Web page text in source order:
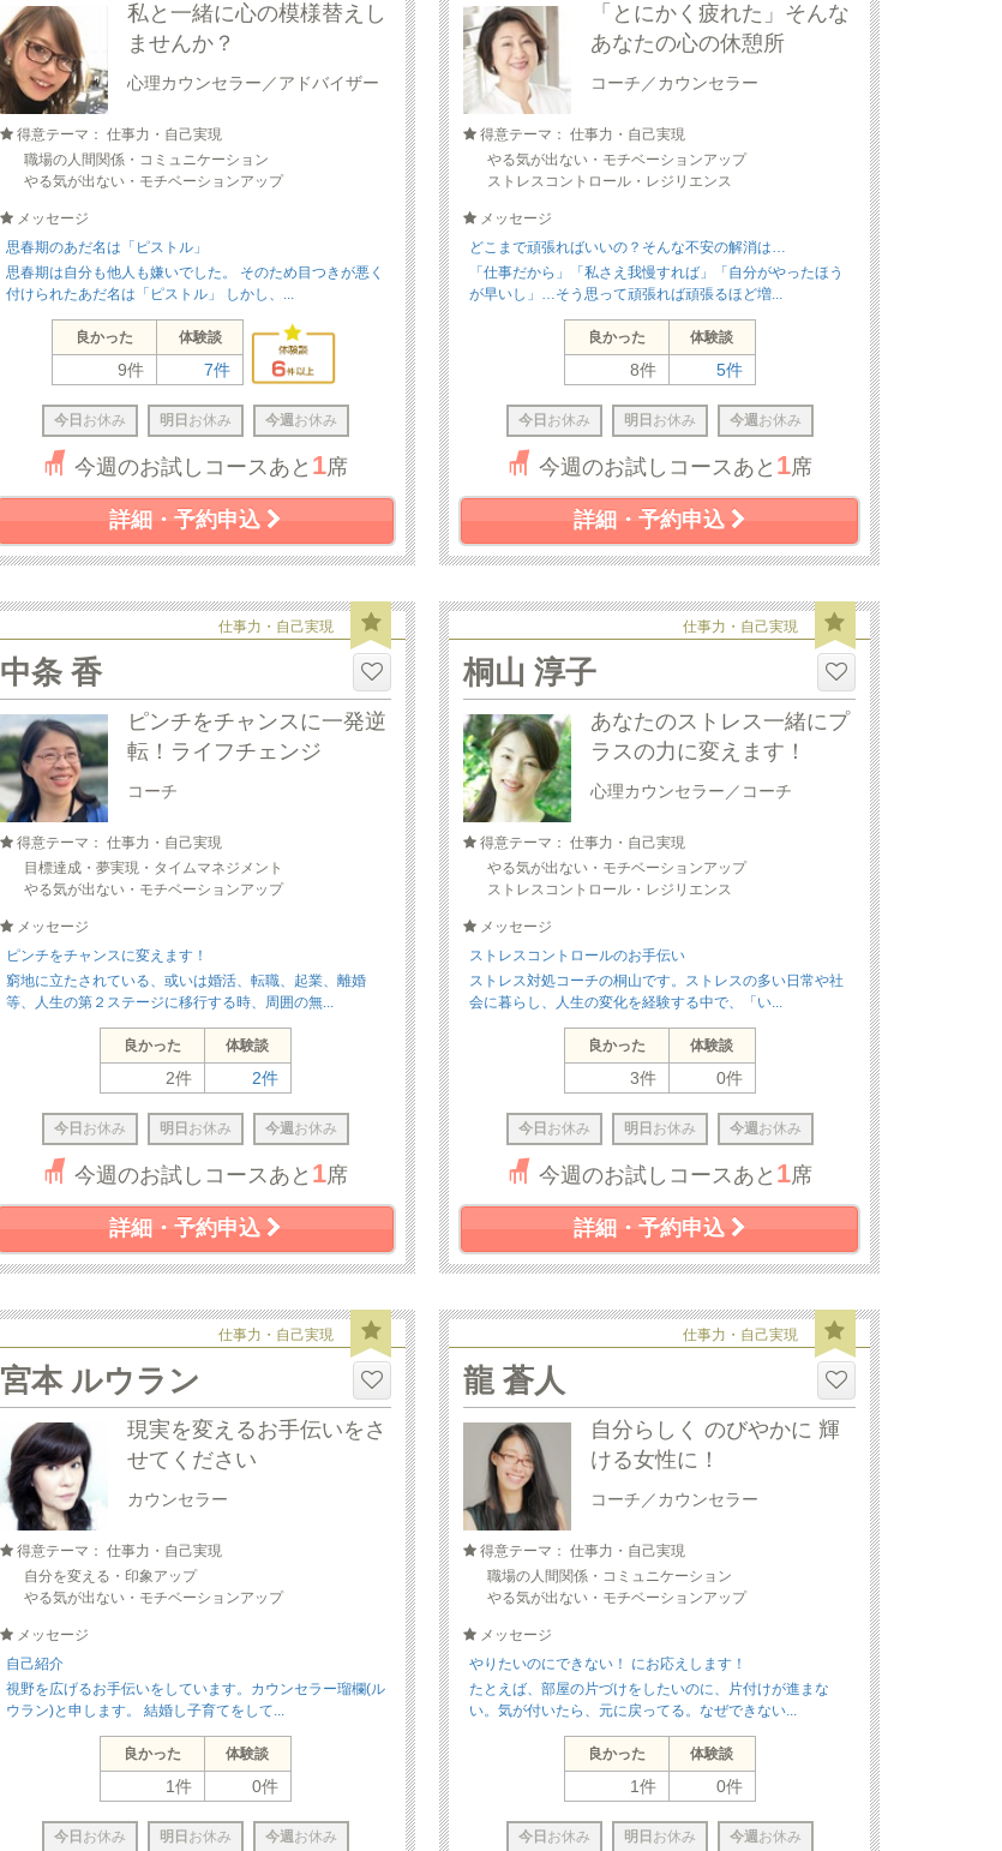
私と一緒に心の模様替えし
ませんか？
心理カウンセラー／アドバイザー
得意テーマ： 仕事力・自己実現
職場の人間関係・コミュニケーション
やる気が出ない・モチベーションアップ
メッセージ
思春期のあだ名は「ピストル」
思春期は自分も他人も嫌いでした。 そのため目つきが悪く
付けられたあだ名は「ピストル」 しかし、...
良かった 体験談
9件 7件
今日 お休み 明日 お休み 今週 お休み
今週のお試しコースあと 1席
詳細・予約申込
「とにかく疲れた」そんな
あなたの心の休憩所
コーチ／カウンセラー
得意テーマ： 仕事力・自己実現
やる気が出ない・モチベーションアップ
ストレスコントロール・レジリエンス
メッセージ
どこまで頑張ればいいの？そんな不安の解消は…
「仕事だから」「私さえ我慢すれば」「自分がやったほう
が早いし」…そう思って頑張れば頑張るほど増...
良かった 体験談
8件 5件
今日 お休み 明日 お休み 今週 お休み
今週のお試しコースあと 1席
詳細・予約申込
仕事力・自己実現
中条 香
ピンチをチャンスに一発逆
転！ライフチェンジ
コーチ
得意テーマ： 仕事力・自己実現
目標達成・夢実現・タイムマネジメント
やる気が出ない・モチベーションアップ
メッセージ
ピンチをチャンスに変えます！
窮地に立たされている、或いは婚活、転職、起業、離婚
等、人生の第２ステージに移行する時、周囲の無...
良かった 体験談
2件 2件
今日 お休み 明日 お休み 今週 お休み
今週のお試しコースあと 1席
詳細・予約申込
仕事力・自己実現
桐山 淳子
あなたのストレス一緒にプ
ラスの力に変えます！
心理カウンセラー／コーチ
得意テーマ： 仕事力・自己実現
やる気が出ない・モチベーションアップ
ストレスコントロール・レジリエンス
メッセージ
ストレスコントロールのお手伝い
ストレス対処コーチの桐山です。ストレスの多い日常や社
会に暮らし、人生の変化を経験する中で、「い...
良かった 体験談
3件 0件
今日 お休み 明日 お休み 今週 お休み
今週のお試しコースあと 1席
詳細・予約申込
仕事力・自己実現
宮本 ルウラン
現実を変えるお手伝いをさ
せてください
カウンセラー
得意テーマ： 仕事力・自己実現
自分を変える・印象アップ
やる気が出ない・モチベーションアップ
メッセージ
自己紹介
視野を広げるお手伝いをしています。カウンセラー瑠欄(ル
ウラン)と申します。 結婚し子育てをして...
良かった 体験談
1件 0件
今日 お休み 明日 お休み 今週 お休み
仕事力・自己実現
龍 蒼人
自分らしく のびやかに 輝
ける女性に！
コーチ／カウンセラー
得意テーマ： 仕事力・自己実現
職場の人間関係・コミュニケーション
やる気が出ない・モチベーションアップ
メッセージ
やりたいのにできない！ にお応えします！
たとえば、部屋の片づけをしたいのに、片付けが進まな
い。気が付いたら、元に戻ってる。なぜできない...
良かった 体験談
1件 0件
今日 お休み 明日 お休み 今週 お休み